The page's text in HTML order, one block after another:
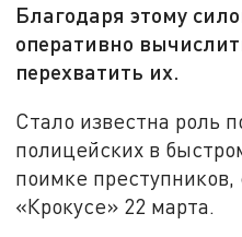
Благодаря этому
оперативно
перехватить их.
Стало известна роль
полицейских в
поимке
«Крокусе» 22 марта.